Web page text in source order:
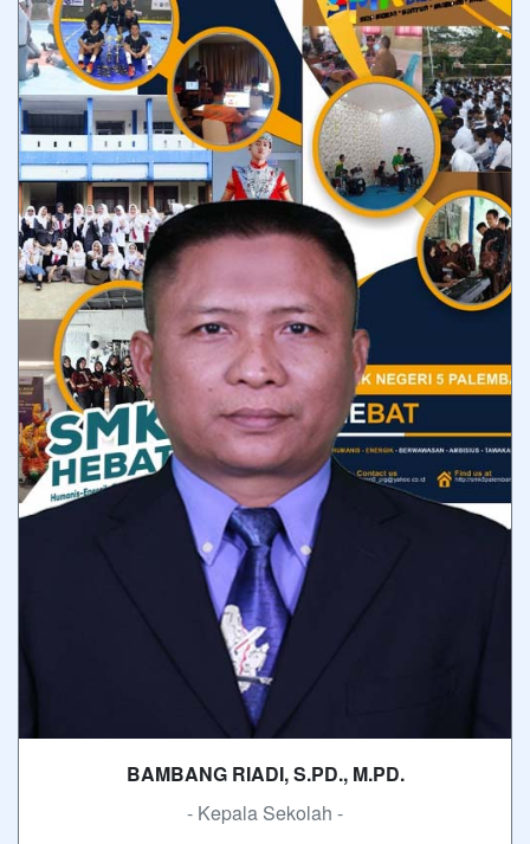
BAMBANG RIADI, S.PD., M.PD.
- Kepala Sekolah -